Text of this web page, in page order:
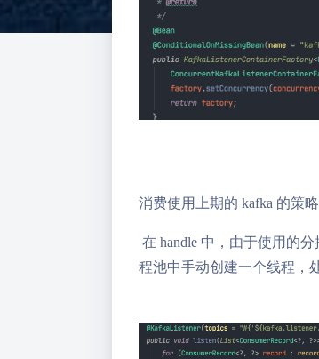
消费使用上期的 kafka 的策略
在 handle 中，由于使用的
程池中手动创建一个线程，